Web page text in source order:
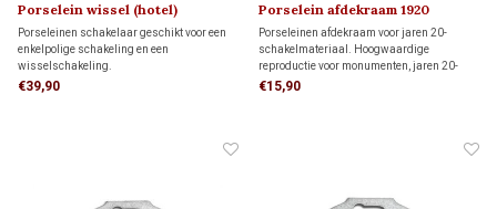
Porselein wissel (hotel)
schakelaar 1920
Porseleinen schakelaar geschikt voor een
enkelpolige schakeling en een
wisselschakeling.
Enkelpolige schakeling: bedient de
€39,90
Porselein afdekraam 1920
Porseleinen afdekraam voor jaren 20-
schakelmateriaal. Hoogwaardige
reproductie voor monumenten, jaren 20-
woningen en klassieke interieurs.
€15,90